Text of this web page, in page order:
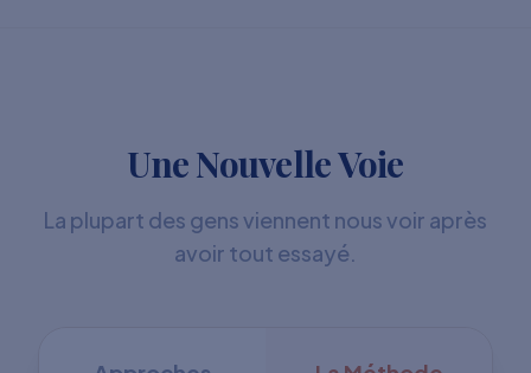
Une Nouvelle Voie
La plupart des gens viennent nous voir après
avoir tout essayé.